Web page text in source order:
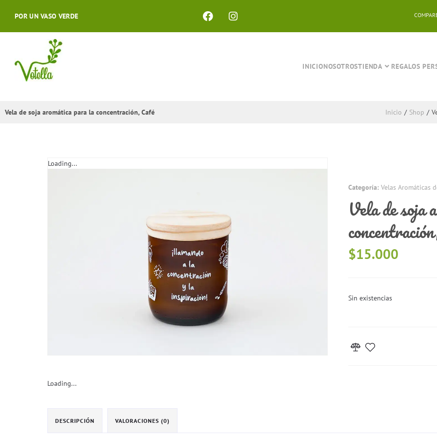
POR UN VASO VERDE
INICIONOSOTROSTIENDA REGALOS
Vela de soja aromática para la concentración, Café Inicio / Shop /
Loading...
Categoría: Velas Aromáticas
Vela de soja
$15.000
Sin existencias
Loading...
DESCRIPCIÓN VALORACIONES (0)